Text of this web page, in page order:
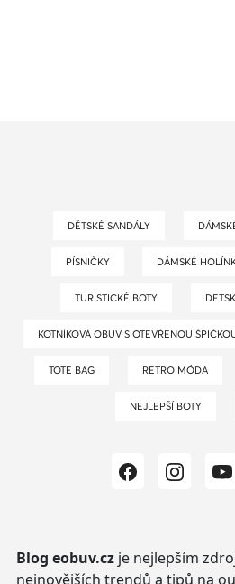
DĚTSKÉ SANDÁLY
PÍSNIČKY DÁMSKÉ
TURISTICKÉ BOTY
KOTNÍKOVÁ OBUV S OTEVŘENOU
TOTE BAG RETRO MÓDA
NEJLEPŠÍ BOTY
Blog eobuv.czje nejlepším
nejnovějších trendů a tipů na